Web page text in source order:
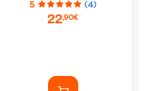
5 (4)
22,90€